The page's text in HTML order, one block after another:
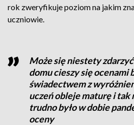
rok zweryfikuje poziom na jakim
uczniowie.
Może się niestety
domu cieszy się ocenami
świadectwem z
uczeń obleje maturę i tak
trudno było w dobie
oceny